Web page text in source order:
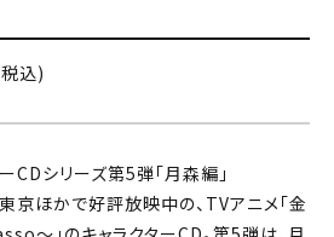
込)
CDシリーズ第5弾「月森編」
京ほかで好評放映中の、TVアニメ「金